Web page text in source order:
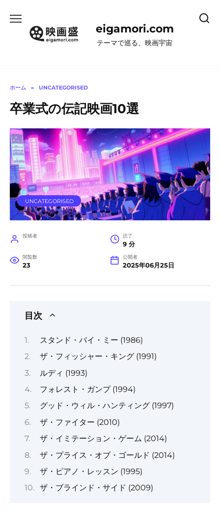
eigamori.com
テーマで巡る、映画宇宙
ホーム » UNCATEGORISED
卒業式の伝記映画10選
UNCATEGORISED
投稿者 読了
9 分
閲覧数
23
公開者
2025年06月25日
目次
スタンド・バイ・ミー (1986)
ザ・フィッシャー・キング (1991)
ルディ (1993)
フォレスト・ガンプ (1994)
グッド・ウィル・ハンティング (1997)
ザ・ファイター (2010)
ザ・イミテーション・ゲーム (2014)
ザ・プライス・オブ・ゴールド (2014)
ザ・ピアノ・レッスン (1995)
ザ・ブラインド・サイド (2009)